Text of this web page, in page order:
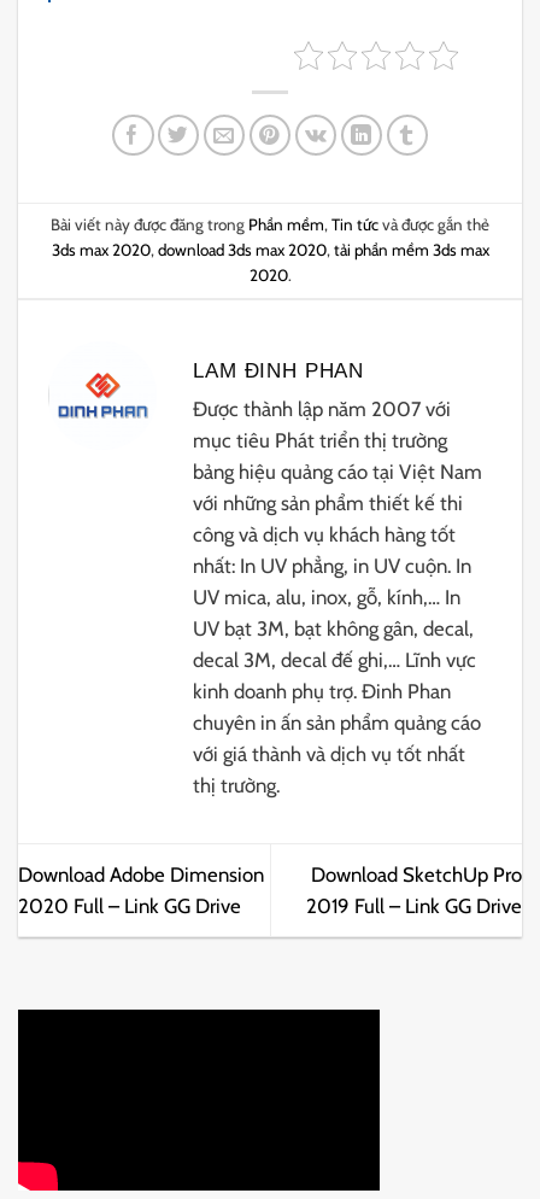
Bài viết này được đăng trong Phần mềm, Tin tứcvà được gắn thẻ
3ds max 2020, download 3ds max 2020, tải phần mềm 3ds max
2020.
LAM ĐINH PHAN
Được thành lập năm 2007 với
mục tiêu Phát triển thị trường
bảng hiệu quảng cáo tại Việt Nam
với những sản phẩm thiết kế thi
công và dịch vụ khách hàng tốt
nhất: In UV phẳng, in UV cuộn. In
UV mica, alu, inox, gỗ, kính,… In
UV bạt 3M, bạt không gân, decal,
decal 3M, decal đế ghi,… Lĩnh vực
kinh doanh phụ trợ. Đinh Phan
chuyên in ấn sản phẩm quảng cáo
với giá thành và dịch vụ tốt nhất
thị trường.
Download Adobe Dimension
2020 Full – Link GG Drive
Download SketchUp Pro
2019 Full – Link GG Drive